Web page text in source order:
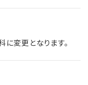
変更となります。